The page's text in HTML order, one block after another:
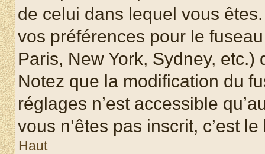
de celui dans lequel vous
vos préférences pour le
Paris, New York, Sydney, etc.)
Notez que la modification du
réglages n’est accessible
vous n’êtes pas inscrit, c’est
Haut